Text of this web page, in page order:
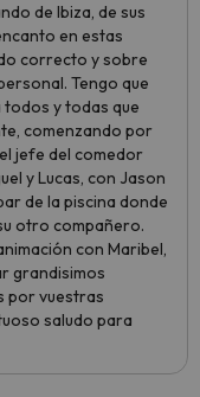
de Ibiza, de sus
en estas
correcto y sobre
Tengo que
y todas que
comenzando por
jefe del comedor
y Lucas, con Jason
de la piscina donde
otro compañero.
con Maribel,
grandisimos
por vuestras
saludo para